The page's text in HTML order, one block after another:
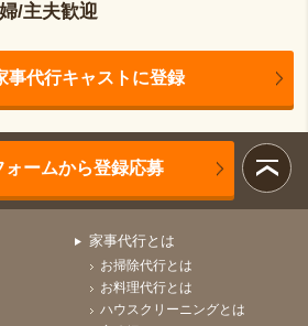
/主夫歓迎
事代行キャストに登録
ォームから登録応募
家事代行とは
お掃除代行とは
お料理代行とは
ハウスクリーニングとは